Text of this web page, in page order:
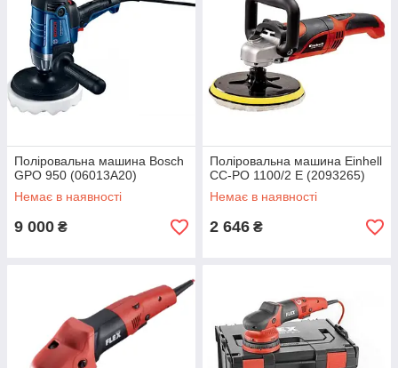
Поліровальна машина Bosch
GPO 950 (06013A20)
Немає в наявності
9 000 ₴
Поліровальна машина Einhell
CC-PO 1100/2 E (2093265)
Немає в наявності
2 646 ₴